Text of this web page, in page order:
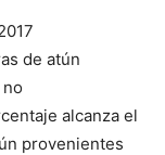
de atún
alcanza el
provenientes